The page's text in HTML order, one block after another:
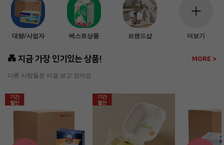
대량/사업자 베스트상품 브랜드샵 더보기
💑 지금 가장 인기있는 상품! MORE >
다른 사람들은 이걸 보고 있어요